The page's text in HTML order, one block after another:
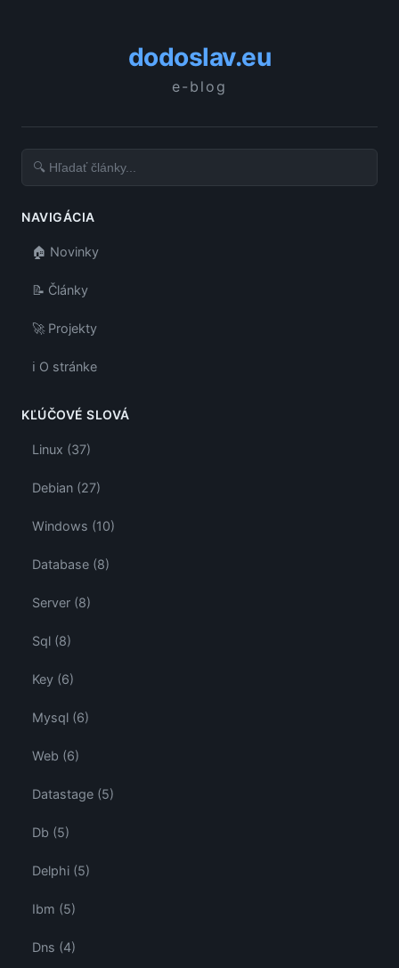
dodoslav.eu
e-blog
NAVIGÁCIA
🏠 Novinky
📝 Články
🚀 Projekty
ℹ️ O stránke
KĽÚČOVÉ SLOVÁ
Linux (37)
Debian (27)
Windows (10)
Database (8)
Server (8)
Sql (8)
Key (6)
Mysql (6)
Web (6)
Datastage (5)
Db (5)
Delphi (5)
Ibm (5)
Dns (4)